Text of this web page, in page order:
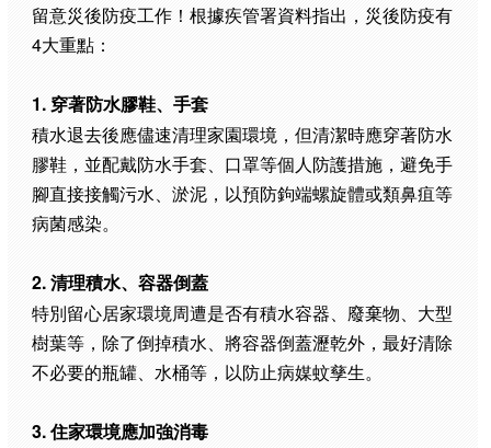
留意災後防疫工作！根據疾管署資料指出，災後防疫有
4大重點：
1. 穿著防水膠鞋、手套
積水退去後應儘速清理家園環境，但清潔時應穿著防水
膠鞋，並配戴防水手套、口罩等個人防護措施，避免手
腳直接接觸污水、淤泥，以預防鉤端螺旋體或類鼻疽等
病菌感染。
2. 清理積水、容器倒蓋
特別留心居家環境周遭是否有積水容器、廢棄物、大型
樹葉等，除了倒掉積水、將容器倒蓋瀝乾外，最好清除
不必要的瓶罐、水桶等，以防止病媒蚊孳生。
3. 住家環境應加強消毒